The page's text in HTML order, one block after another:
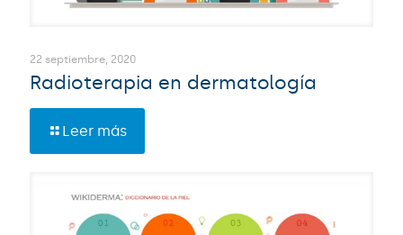
22 septiembre, 2020
Radioterapia en dermatología
Leer más